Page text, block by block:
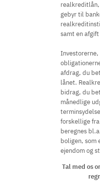
gebyr til
samt en
Investorerne,
afdrag, du
lånet.
bidrag, du
månedlige
forskellige
beregnes
boligen, som
ejendom og
Tal med os